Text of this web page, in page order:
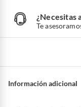
¿Necesitas
Te
hacer una devolución.
Información adicional